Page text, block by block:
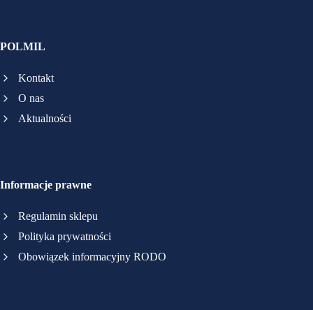
POLMIL
Kontakt
O nas
Aktualności
Informacje prawne
Regulamin sklepu
Polityka prywatności
Obowiązek informacyjny RODO